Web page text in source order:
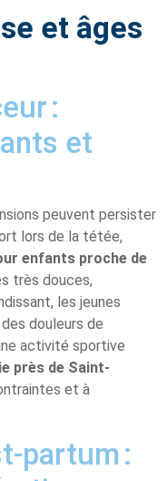
et âges
:
et
peuvent persister
lors de la tétée,
enfants proche de
très douces,
les jeunes
douleurs de
activité sportive
près de Saint-
et à
partum :